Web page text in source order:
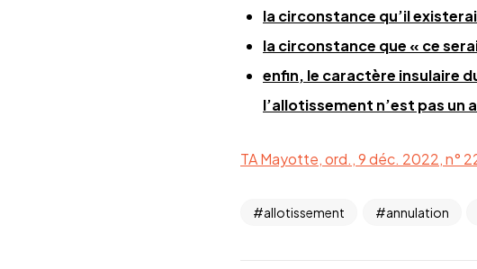
la circonstance qu’il
la circonstance que « ce
enfin, le caractère insulaire
l’allotissement n’est pas
TA Mayotte, ord., 9 déc. 2022, n°
allotissement annulation